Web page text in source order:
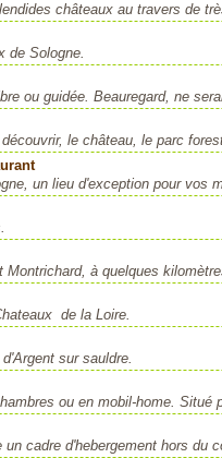
châteaux au travers de
de Sologne.
ou guidée. Beauregard, ne
le château, le parc
un lieu d'exception pour
à quelques
de la Loire.
sur sauldre.
ou en mobil-home. Situé
cadre d'hebergement hors du